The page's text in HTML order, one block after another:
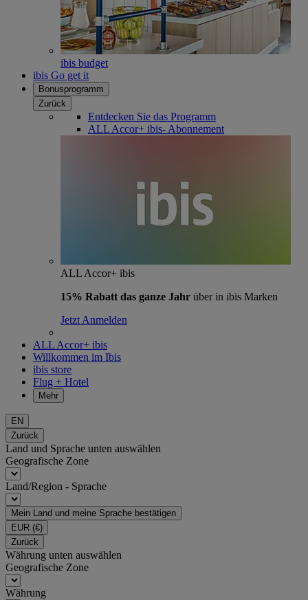
ibis budget
ibis Go get it
Bonusprogramm
Zurück
Entdecken Sie das Programm
ALL Accor+ ibis- Abonnement
ALL Accor+ ibis
15% Rabatt das ganze Jahr über in ibis Marken
Jetzt Anmelden
ALL Accor+ ibis
Willkommen im Ibis
ibis store
Flug + Hotel
Mehr
EN
Zurück
Land und Sprache unten auswählen
Geografische Zone
Land/Region - Sprache
Mein Land und meine Sprache bestätigen
EUR (€)
Zurück
Währung unten auswählen
Geografische Zone
Währung